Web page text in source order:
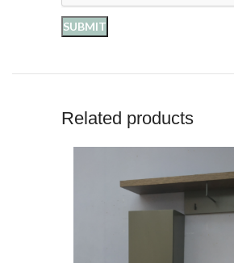
Related products